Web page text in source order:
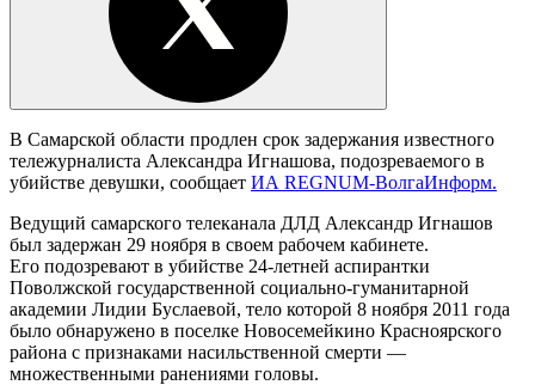
В Самарской области продлен срок задержания известного
тележурналиста Александра Игнашова, подозреваемого в
убийстве девушки, сообщает ИА REGNUM-ВолгаИнформ.
Ведущий самарского телеканала ДЛД Александр Игнашов
был задержан 29 ноября в своем рабочем кабинете.
Его подозревают в убийстве 24-летней аспирантки
Поволжской государственной социально-гуманитарной
академии Лидии Буслаевой, тело которой 8 ноября 2011 года
было обнаружено в поселке Новосемейкино Красноярского
района с признаками насильственной смерти —
множественными ранениями головы.